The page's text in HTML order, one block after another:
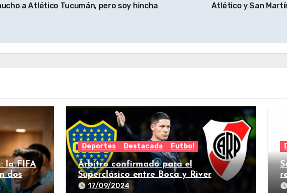
a Atlético Tucumán, pero soy hincha
Atlético y San
la FIFA
dos
Deportes Destacada Futbol
Árbitro confirmado para el
Superclásico entre Boca y River
17/09/2024